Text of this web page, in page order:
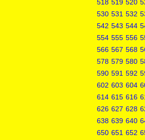
518 519 520
530 531 532
542 543 544
554 555 556
566 567 568
578 579 580
590 591 592
602 603 604
614 615 616
626 627 628
638 639 640
650 651 652